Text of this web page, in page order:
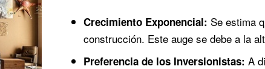
Crecimiento Exponencial: Se estima
construcción. Este auge se debe a la
Preferencia de los Inversionistas: A